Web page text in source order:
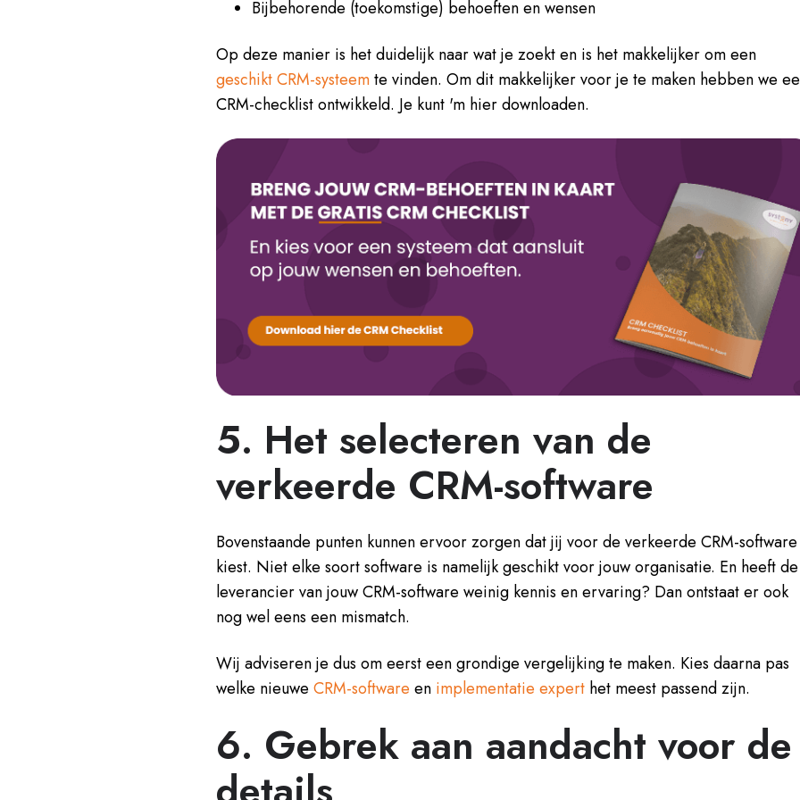
Bijbehorende (toekomstige) behoeften en wensen
Op deze manier is het duidelijk naar wat je zoekt en is het makkelijker om een
geschikt CRM-systeemte vinden. Om dit makkelijker voor je te maken hebben we
CRM-checklist ontwikkeld. Je kunt 'm hier downloaden.
5. Het selecteren van de
verkeerde CRM-software
Bovenstaande punten kunnen ervoor zorgen dat jij voor de verkeerde CRM-software
kiest. Niet elke soort software is namelijk geschikt voor jouw organisatie. En heeft de
leverancier van jouw CRM-software weinig kennis en ervaring? Dan ontstaat er ook
nog wel eens een mismatch.
Wij adviseren je dus om eerst een grondige vergelijking te maken. Kies daarna pas
welke nieuweCRM-software en implementatie expert het meest passend zijn.
6. Gebrek aan aandacht voor de